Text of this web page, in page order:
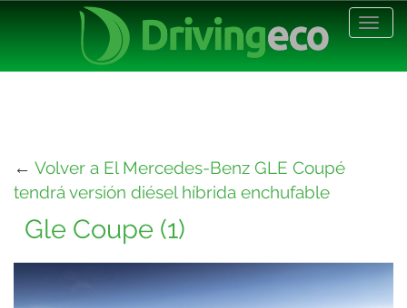
← Volver a El Mercedes-Benz GLE Coupé
tendrá versión diésel híbrida enchufable
Gle Coupe (1)